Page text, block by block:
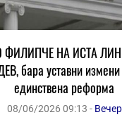
НА ИСТА
бара уставни измени
единствена реформа
08/06/2026 09:13 - Вечер